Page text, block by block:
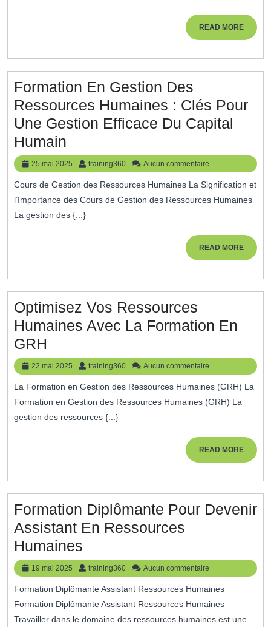
Paie
Dans
L’entreprise
Moderne
READ MOREREAD
MORE
Formation En Gestion Des
Ressources Humaines : Clés Pour
Une Gestion Efficace Du Capital
Humain
En
Gestion
Des
Ressources
Une
Gestion
Du
Capital
Humain
25 mai 2025
25
mai
2025
training360 training360
Aucun commentaire
Cours de Gestion des Ressources Humaines La Signification et
l’Importance des Cours de Gestion des Ressources Humaines
La gestion des {...}
READ MOREREAD
MORE
Optimisez Vos Ressources
Humaines Avec La Formation En
GRH
Vos
Ressources
Humaines
Avec
22 mai 2025
22
mai
2025
training360 training360
Aucun commentaire
La Formation en Gestion des Ressources Humaines (GRH) La
Formation en Gestion des Ressources Humaines (GRH) La
gestion des ressources {...}
READ MOREREAD
MORE
Formation Diplômante Pour Devenir
Assistant En Ressources
Humaines
Diplômante
Pour
Devenir
Assistant
19 mai 2025
19
mai
2025
training360 training360
Aucun commentaire
Formation Diplômante Assistant Ressources Humaines
Formation Diplômante Assistant Ressources Humaines
Travailler dans le domaine des ressources humaines est une